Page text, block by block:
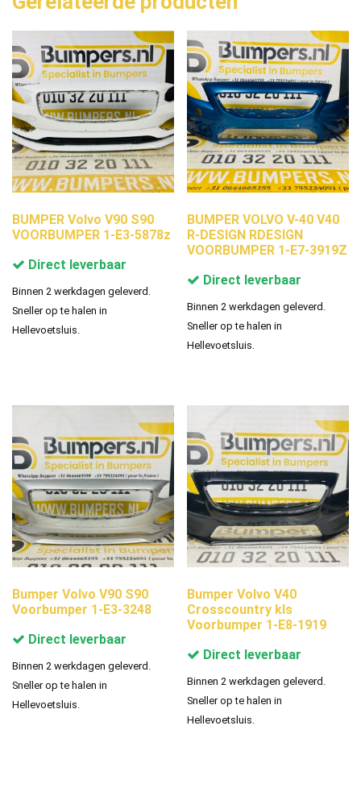
BUMPER Volvo V90 S90
VOORBUMPER 1-E3-5878z
Direct leverbaar
Binnen 2 werkdagen geleverd.
Sneller op te halen in
Hellevoetsluis.
BUMPER VOLVO V-40 V40
R-DESIGN RDESIGN
VOORBUMPER 1-E7-3919Z
Direct leverbaar
Binnen 2 werkdagen geleverd.
Sneller op te halen in
Hellevoetsluis.
Bumper Volvo V90 S90
Voorbumper 1-E3-3248
Direct leverbaar
Binnen 2 werkdagen geleverd.
Sneller op te halen in
Hellevoetsluis.
Bumper Volvo V40
Crosscountry kls
Voorbumper 1-E8-1919
Direct leverbaar
Binnen 2 werkdagen geleverd.
Sneller op te halen in
Hellevoetsluis.